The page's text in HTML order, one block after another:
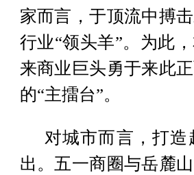
家而言，于顶流中搏
行业“领头羊”。为此
来商业巨头勇于来此
的“主擂台”。
对城市而言，打造
出。五一商圈与岳麓